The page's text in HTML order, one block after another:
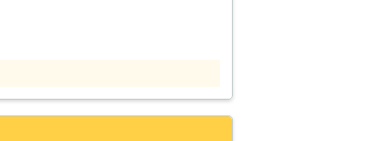
ウスクリーニングまで幅広くお客様のご
アの富山県内であれば、可能な限りスピ
します。 弊社では「身近な街の便利屋さ
「依頼してよかった」と ご満足いただ
おります。 また、草刈り以外でも「ちょ
めばいいかわからない」と 思うようなお